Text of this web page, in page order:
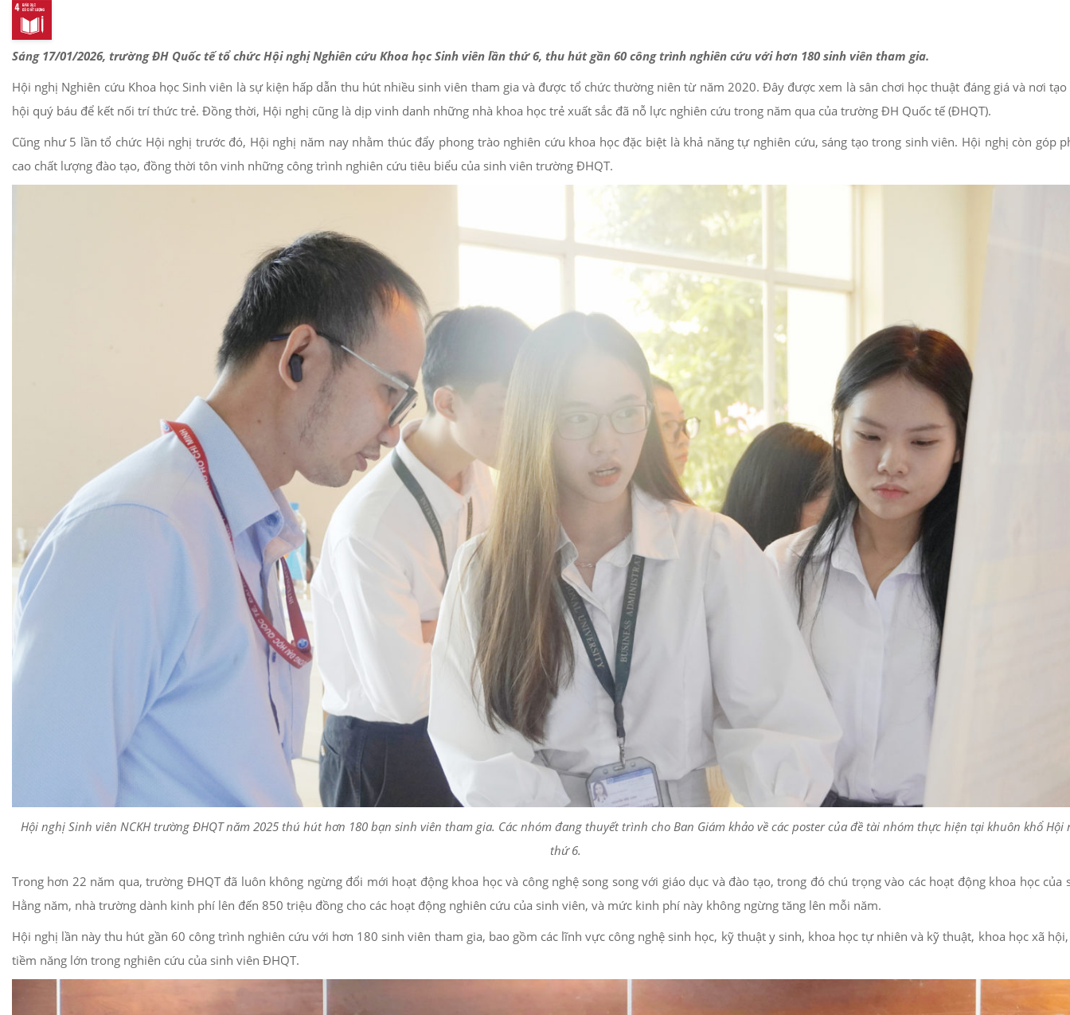
Sáng 17/01/2026, trường ĐH Quốc tế tổ chức Hội nghị Nghiên cứu Khoa học Sinh viên lần thứ 6, thu hút gần 60 công trình nghiên cứu với hơn 180 sinh viên tham gia.
Hội nghị Nghiên cứu Khoa học Sinh viên là sự kiện hấp dẫn thu hút nhiều sinh viên tham gia và được tổ chức thường niên từ năm 2020. Đây được xem là sân chơi học thuật đáng giá và nơi tạo
hội quý báu để kết nối trí thức trẻ. Đồng thời, Hội nghị cũng là dịp vinh danh những nhà khoa học trẻ xuất sắc đã nỗ lực nghiên cứu trong năm qua của trường ĐH Quốc tế (ĐHQT).
Cũng như 5 lần tổ chức Hội nghị trước đó, Hội nghị năm nay nhằm thúc đẩy phong trào nghiên cứu khoa học đặc biệt là khả năng tự nghiên cứu, sáng tạo trong sinh viên. Hội nghị còn góp
cao chất lượng đào tạo, đồng thời tôn vinh những công trình nghiên cứu tiêu biểu của sinh viên trường ĐHQT.
Hội nghị Sinh viên NCKH trường ĐHQT năm 2025 thú hút hơn 180 bạn sinh viên tham gia. Các nhóm đang thuyết trình cho Ban Giám khảo về các poster của đề tài nhóm thực hiện tại khuôn khổ Hội
thứ 6.
Trong hơn 22 năm qua, trường ĐHQT đã luôn không ngừng đổi mới hoạt động khoa học và công nghệ song song với giáo dục và đào tạo, trong đó chú trọng vào các hoạt động khoa học của
Hằng năm, nhà trường dành kinh phí lên đến 850 triệu đồng cho các hoạt động nghiên cứu của sinh viên, và mức kinh phí này không ngừng tăng lên mỗi năm.
Hội nghị lần này thu hút gần 60 công trình nghiên cứu với hơn 180 sinh viên tham gia, bao gồm các lĩnh vực công nghệ sinh học, kỹ thuật y sinh, khoa học tự nhiên và kỹ thuật, khoa học xã
tiềm năng lớn trong nghiên cứu của sinh viên ĐHQT.